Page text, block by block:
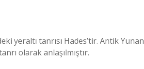
yeraltı tanrısı Hades’tir. Antik Yunan
olarak anlaşılmıştır.